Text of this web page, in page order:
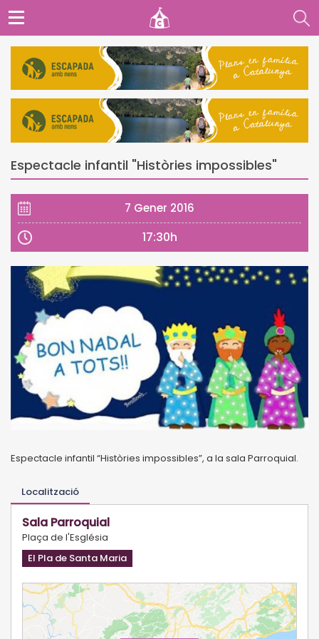
Espectacle infantil "Històries impossibles"
7 Gener 2016
17:30h
Espectacle infantil “Històries impossibles”, a la sala Parroquial.
Localització
Sala Parroquial
Plaça de l'Església
El Pla de Santa Maria